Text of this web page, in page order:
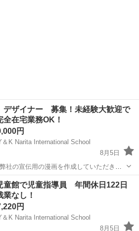
ザイナー 募集！未経験大歓迎で
在宅業務OK！
円
K Narita International School
8月5日
社の宣伝用の漫画を作成していただきま
いるので、絵に書いて興していただく作
や漫画の内容は下記のURLから確認くださ
業務
童館で児童指導員 年間休日122日
業なし！
円
K Narita International School
8月5日